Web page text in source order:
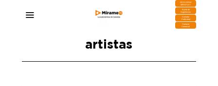
DESCARGA
MIRAPLAY
Buzón de
Sugerencias
Contratar
Publicidad
Contacto
Comercial
artistas